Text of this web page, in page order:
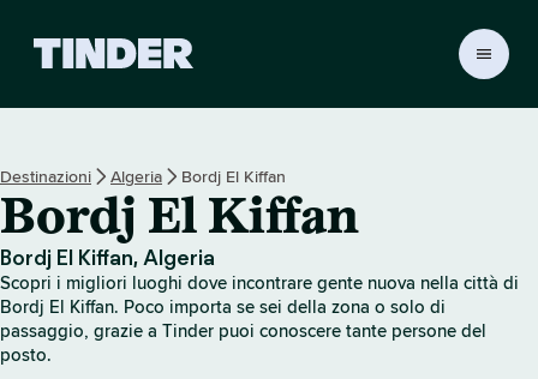
i
T
n
d
e
r
Destinazioni Algeria Bordj El Kiffan
Bordj El Kiffan
Bordj El Kiffan, Algeria
Scopri i migliori luoghi dove incontrare gente nuova nella città di
Bordj El Kiffan. Poco importa se sei della zona o solo di
passaggio, grazie a Tinder puoi conoscere tante persone del
posto.